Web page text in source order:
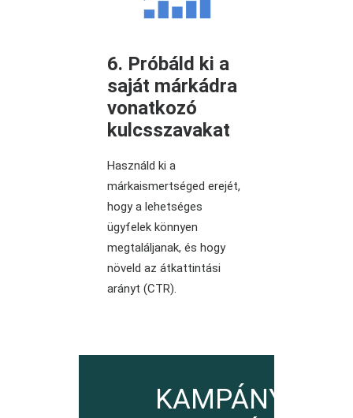
6. Próbáld ki a
saját márkádra
vonatkozó
kulcsszavakat
Használd ki a
márkaismertséged erejét,
hogy a lehetséges
ügyfelek könnyen
megtaláljanak, és hogy
növeld az átkattintási
arányt (CTR).
KAMPÁNY